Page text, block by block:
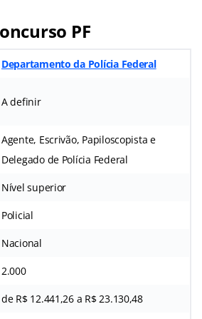
PF
Departamento da Polícia Federal
A definir
Agente, Escrivão, Papiloscopista e
Delegado de Polícia Federal
Nível superior
Policial
Nacional
2.000
de R$ 12.441,26 a R$ 23.130,48